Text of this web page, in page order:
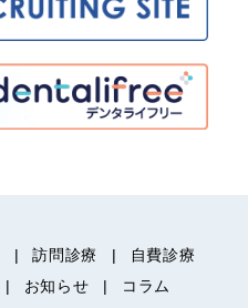
訪問診療
自費診療
お知らせ コラム